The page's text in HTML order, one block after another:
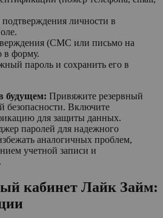
личности в
(СМС или письмо на
в форму.
пароль и сохранить его в
будущем: Привяжите резервный
безопасности. Включите
для защиты данных.
паролей для надежного
аналогичных проблем,
учетной записи и
кабинет Лайк Займ: